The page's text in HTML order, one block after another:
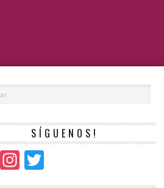
SÍGUENOS!
Instagram